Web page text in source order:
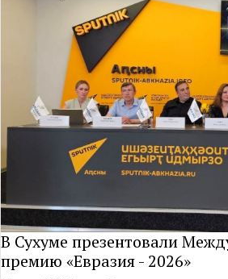
В Сухуме презентовали
премию «Евразия - 2026»